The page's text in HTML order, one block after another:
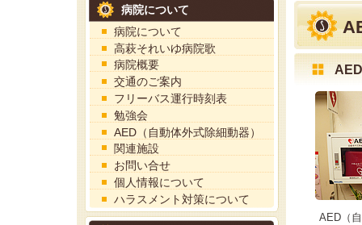
病院について
病院について
高萩それいゆ病院歌
病院概要
交通のご案内
フリーバス運行時刻表
勉強会
AED（自動体外式除細動器）
関連施設
お問い合せ
個人情報について
ハラスメント対策について
AED（